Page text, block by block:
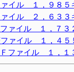
イル １，９８５
イル ２，６３３
ァイル １，７３
ァイル １，４５
ファイル １，１